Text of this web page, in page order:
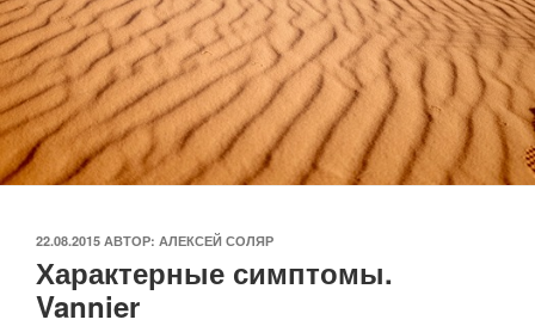
ОПУБЛИКОВАНО
22.08.2015 АВТОР: АЛЕКСЕЙ СОЛЯР
Характерные симптомы.
Vannier